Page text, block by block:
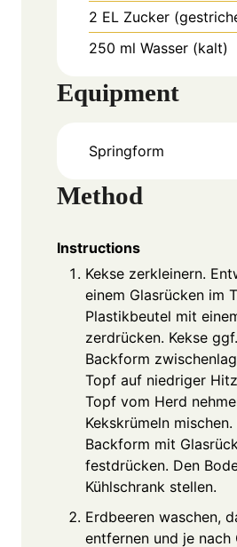
2 EL Zucker
250 ml Wasser (kalt)
Equipment
Springform
Method
Instructions
Kekse zerkleinern.
einem Glasrücken im
Plastikbeutel mit
zerdrücken. Kekse
Backform
Topf auf niedriger
Topf vom Herd
Kekskrümeln
Backform mit
festdrücken. Den
Kühlschrank stellen.
Erdbeeren waschen,
entfernen und je nach